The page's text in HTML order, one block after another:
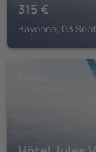
315 €
Bayonne, 03